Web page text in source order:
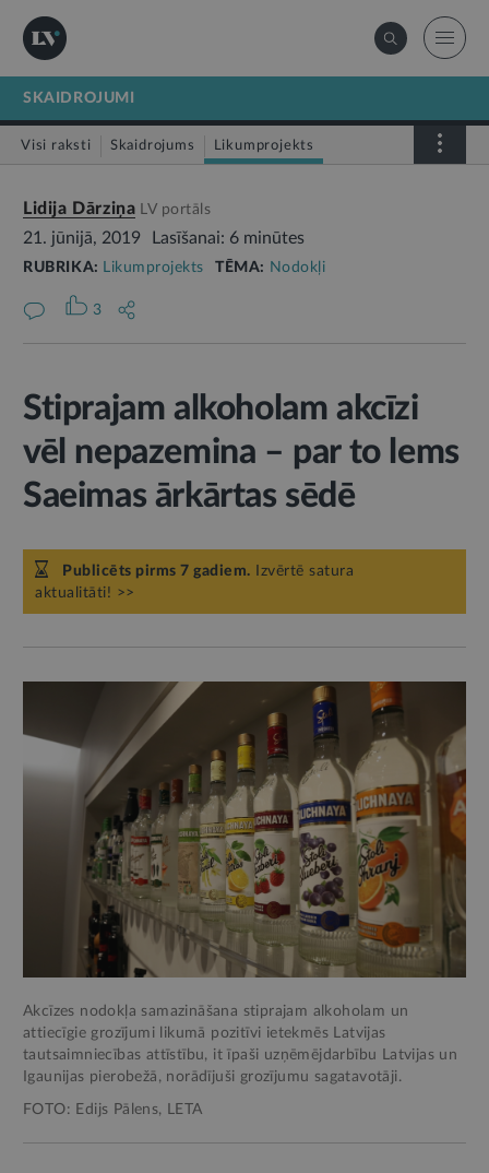
SKAIDROJUMI
Visi raksti Skaidrojums Likumprojekts
Lidija Dārziņa LV portāls
21. jūnijā, 2019 Lasīšanai: 6 minūtes
RUBRIKA: Likumprojekts TĒMA: Nodokļi
3
Stiprajam alkoholam akcīzi
vēl nepazemina – par to lems
Saeimas ārkārtas sēdē
Publicēts pirms 7 gadiem. Izvērtē satura
aktualitāti! >>
Akcīzes nodokļa samazināšana stiprajam alkoholam un
attiecīgie grozījumi likumā pozitīvi ietekmēs Latvijas
tautsaimniecības attīstību, it īpaši uzņēmējdarbību Latvijas un
Igaunijas pierobežā, norādījuši grozījumu sagatavotāji.
FOTO: Edijs Pālens, LETA